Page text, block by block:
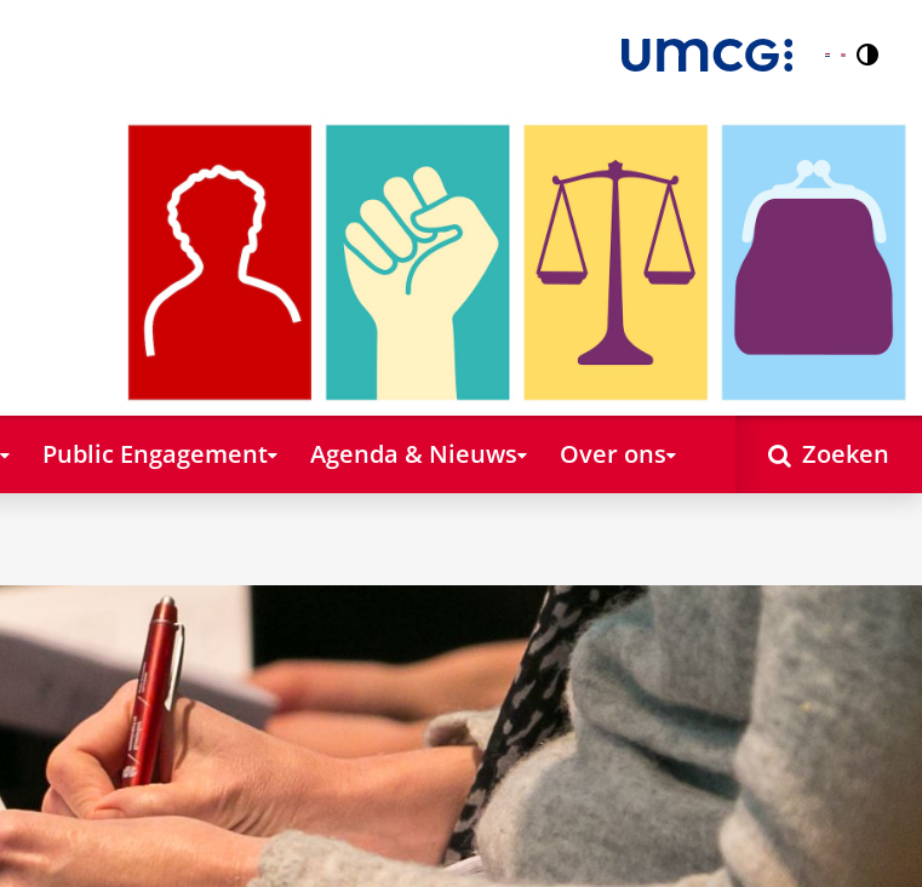
Nederlands
English
Public Engagement Agenda & Nieuws Over ons Zoeken